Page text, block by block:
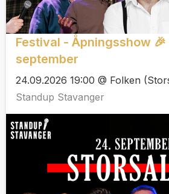
Festival - Åpningsshow 🎉
september
24.09.2026 19:00 @ Folken
Standup Stavanger